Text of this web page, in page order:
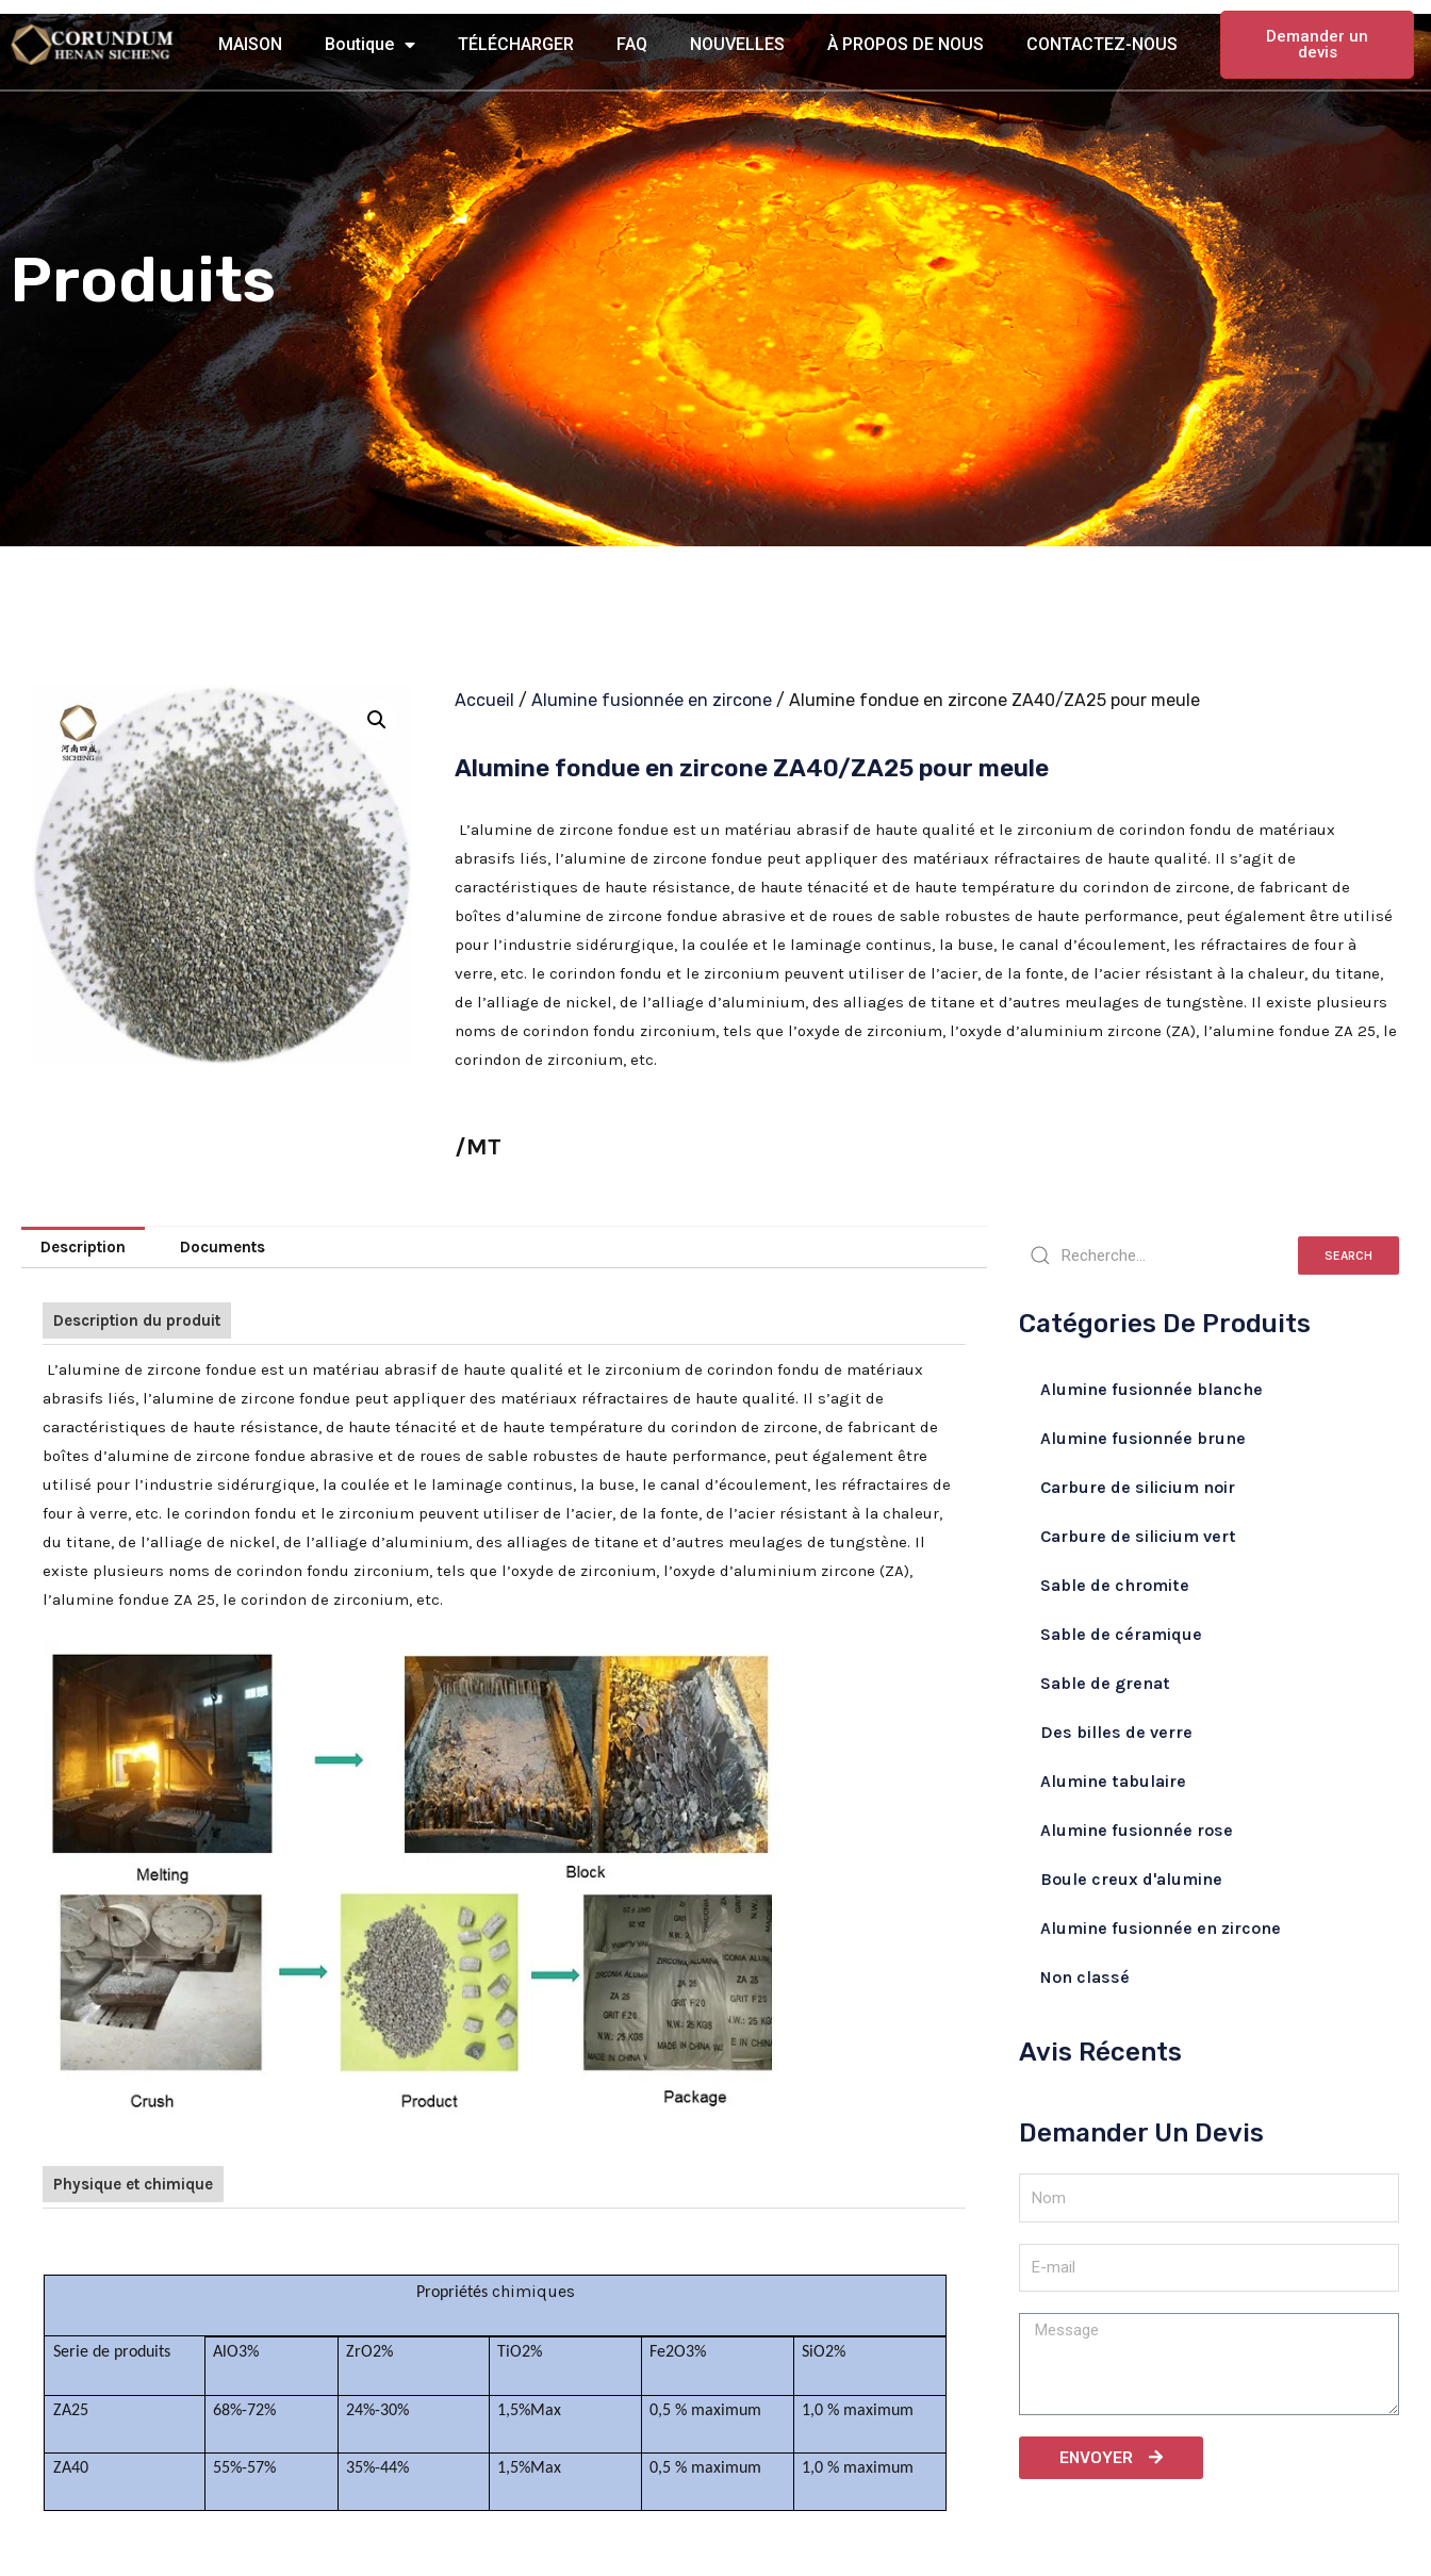
MAISON Boutique TÉLÉCHARGER FAQ NOUVELLES À PROPOS DE NOUS CONTACTEZ-NOUS
Demander un
devis
Produits
Accueil /Alumine fusionnée en zircone / Alumine fondue en zircone ZA40/ZA25 pour meule
Alumine fondue en zircone ZA40/ZA25 pour meule
L’alumine de zircone fondue est un matériau abrasif de haute qualité et le zirconium de corindon fondu de matériaux
abrasifs liés, l’alumine de zircone fondue peut appliquer des matériaux réfractaires de haute qualité. Il s’agit de
caractéristiques de haute résistance, de haute ténacité et de haute température du corindon de zircone, de fabricant de
boîtes d’alumine de zircone fondue abrasive et de roues de sable robustes de haute performance, peut également être utilisé
pour l’industrie sidérurgique, la coulée et le laminage continus, la buse, le canal d’écoulement, les réfractaires de four à
verre, etc. le corindon fondu et le zirconium peuvent utiliser de l’acier, de la fonte, de l’acier résistant à la chaleur, du titane,
de l’alliage de nickel, de l’alliage d’aluminium, des alliages de titane et d’autres meulages de tungstène. Il existe plusieurs
noms de corindon fondu zirconium, tels que l’oxyde de zirconium, l’oxyde d’aluminium zircone (ZA), l’alumine fondue ZA 25, le
corindon de zirconium, etc.
/MT
Description Documents
Description du produit
L’alumine de zircone fondue est un matériau abrasif de haute qualité et le zirconium de corindon fondu de matériaux
abrasifs liés, l’alumine de zircone fondue peut appliquer des matériaux réfractaires de haute qualité. Il s’agit de
caractéristiques de haute résistance, de haute ténacité et de haute température du corindon de zircone, de fabricant de
boîtes d’alumine de zircone fondue abrasive et de roues de sable robustes de haute performance, peut également être
utilisé pour l’industrie sidérurgique, la coulée et le laminage continus, la buse, le canal d’écoulement, les réfractaires de
four à verre, etc. le corindon fondu et le zirconium peuvent utiliser de l’acier, de la fonte, de l’acier résistant à la chaleur,
du titane, de l’alliage de nickel, de l’alliage d’aluminium, des alliages de titane et d’autres meulages de tungstène. Il
existe plusieurs noms de corindon fondu zirconium, tels que l’oxyde de zirconium, l’oxyde d’aluminium zircone (ZA),
l’alumine fondue ZA 25, le corindon de zirconium, etc.
Physique et chimique
Propriétés chimiques
Serie de produits AlO3% ZrO2% TiO2% Fe2O3% SiO2%
ZA25 68%-72% 24%-30% 1,5%Max 0,5 % maximum 1,0 % maximum
ZA40 55%-57% 35%-44% 1,5%Max 0,5 % maximum 1,0 % maximum
SEARCH
Catégories De Produits
Alumine fusionnée blanche
Alumine fusionnée brune
Carbure de silicium noir
Carbure de silicium vert
Sable de chromite
Sable de céramique
Sable de grenat
Des billes de verre
Alumine tabulaire
Alumine fusionnée rose
Boule creux d'alumine
Alumine fusionnée en zircone
Non classé
Avis Récents
Demander Un Devis
ENVOYER